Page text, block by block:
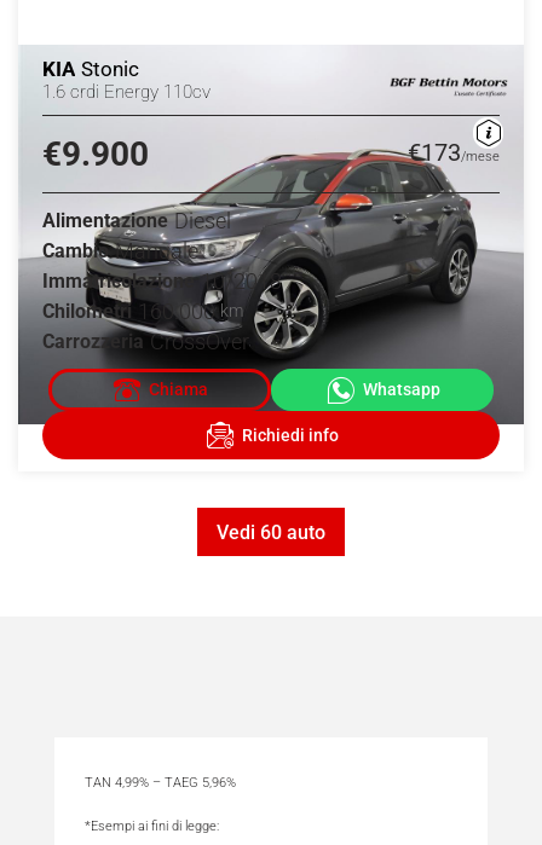
KIA Stonic
1.6 crdi Energy 110cv
€9.900 €173/mese
Alimentazione Diesel
Cambio Manuale
Immatricolazione 10/2018
Chilometri 160.000km
Carrozzeria CrossOver
Vedi 60 auto
TAN 4,99% – TAEG 5,96%
*Esempi ai fini di legge: